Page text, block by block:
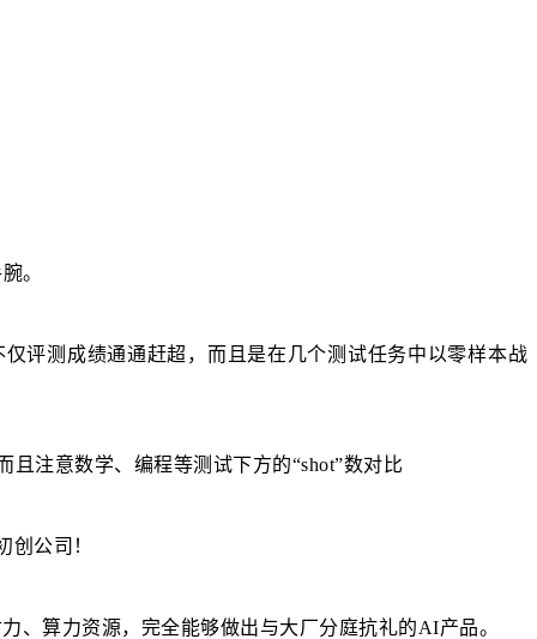
。
评测成绩通通赶超，而且是在几个测试任务中以零样本战
且注意数学、编程等测试下方的“shot”数对比
公司！
、算力资源，完全能够做出与大厂分庭抗礼的AI产品。